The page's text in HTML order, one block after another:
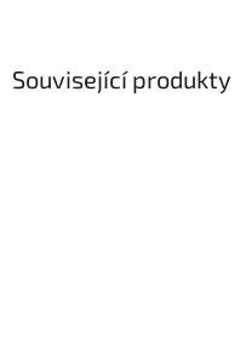
Související produkty